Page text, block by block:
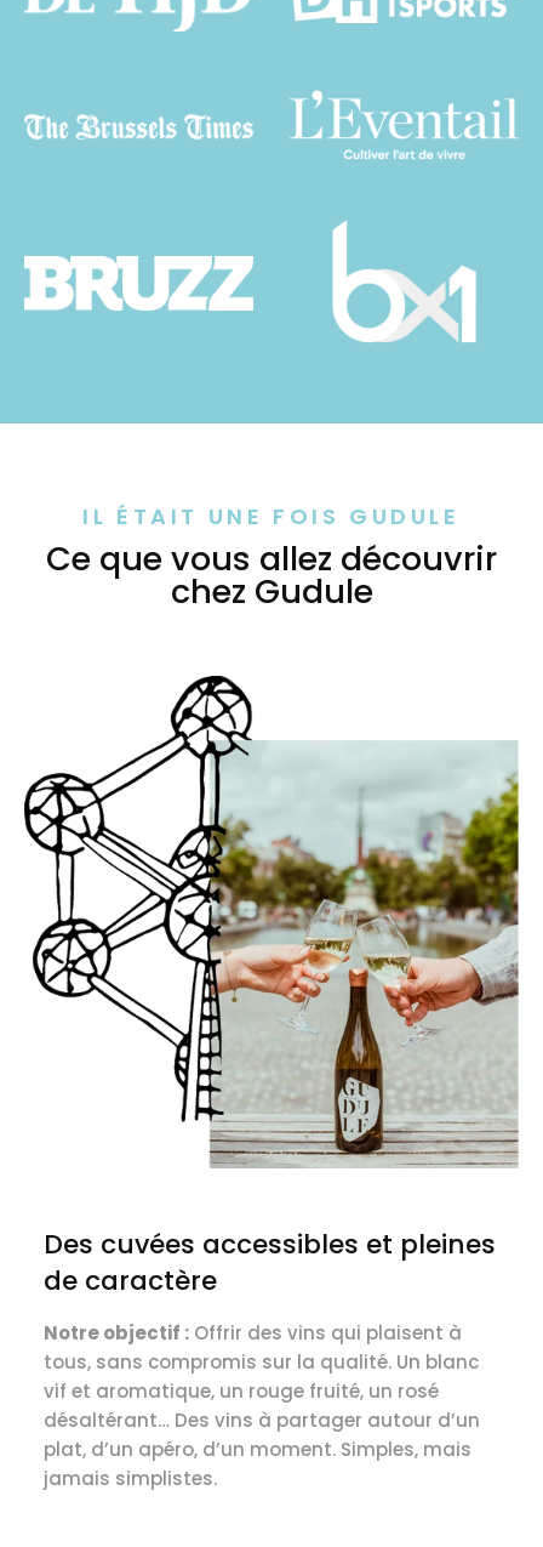
IL ÉTAIT UNE FOIS GUDULE
Ce que vous allez découvrir
chez Gudule
Des cuvées accessibles et pleines
de caractère
Notre objectif : Offrir des vins qui plaisent à
tous, sans compromis sur la qualité. Un blanc
vif et aromatique, un rouge fruité, un rosé
désaltérant… Des vins à partager autour d’un
plat, d’un apéro, d’un moment. Simples, mais
jamais simplistes.